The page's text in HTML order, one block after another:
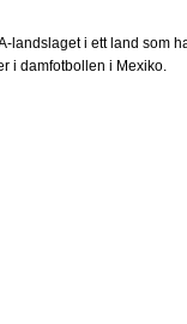
landslaget i ett land som
i damfotbollen i Mexiko.